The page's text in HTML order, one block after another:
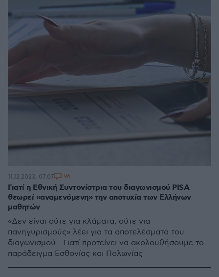
Γιατί η Εθνική Συντονίστρια του διαγωνισμού PISA
θεωρεί «αναμενόμενη» την αποτυχία των Ελλήνων
μαθητών
«Δεν είναι ούτε για κλάματα, ούτε για
πανηγυρισμούς» λέει για τα αποτελέσματα του
διαγωνισμού - Γιατί προτείνει να ακολουθήσουμε το
παράδειγμα Εσθονίας και Πολωνίας
11.12.2023, 07:07 96